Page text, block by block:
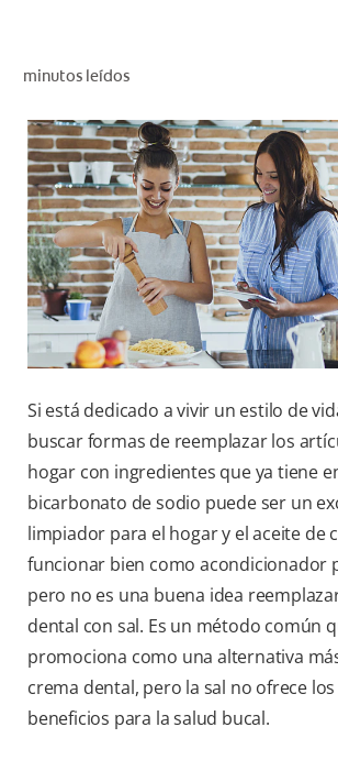
PARA
minutos leídos
Si está dedicado a vivir un estilo de
buscar formas de reemplazar los
hogar con ingredientes que ya tiene
bicarbonato de sodio puede ser un
limpiador para el hogar y el aceite de
funcionar bien como acondicionador
pero no es una buena idea
dental con sal. Es un método común
promociona como una alternativa
crema dental, pero la sal no ofrece
beneficios para la salud bucal.